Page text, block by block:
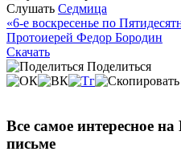
Слушать Седмица
«6-е воскресенье по
Протоиерей Федор Бородин
Скачать
Поделиться
Все самое интересное
письме